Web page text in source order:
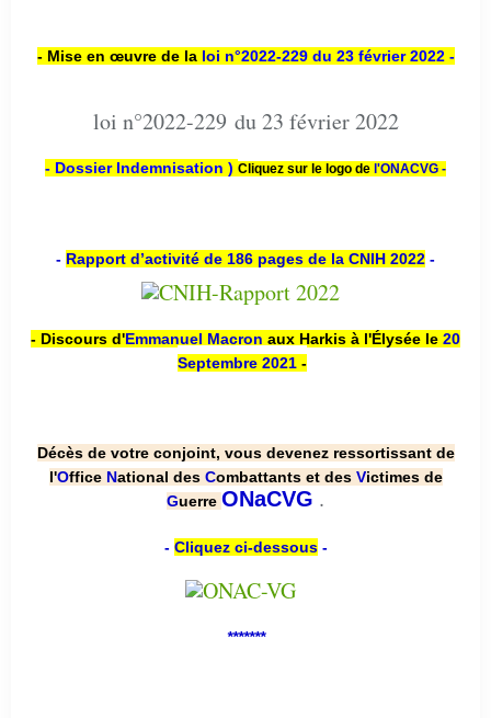
- Mise en œuvre de la loi n°2022-229 du 23 février 2022 -
loi n°2022-229 du 23 février 2022
- Dossier Indemnisation ) Cliquez sur le logo de l'ONACVG -
- Rapport d’activité de 186 pages de la CNIH 2022 -
- Discours d'Emmanuel Macron aux Harkis à l'Élysée le 20
Septembre 2021 -
Décès de votre conjoint, vous devenez ressortissant de
l'Office National des Combattants et des Victimes de
Guerre ONaCVG .
- Cliquez ci-dessous-
*******